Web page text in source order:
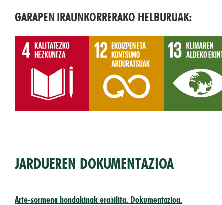
GARAPEN IRAUNKORRERAKO HELBURUAK:
JARDUEREN DOKUMENTAZIOA
Arte-sormena hondakinak erabilita. Dokumentazioa.